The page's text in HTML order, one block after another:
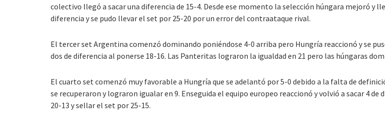
colectivo llegó a sacar una diferencia de 15-4. Desde ese momento la selección húngara mejoró y
diferencia y se pudo llevar el set por 25-20 por un error del contraataque rival.
El tercer set Argentina comenzó dominando poniéndose 4-0 arriba pero Hungría reaccionó y se
dos de diferencia al ponerse 18-16. Las Panteritas lograron la igualdad en 21 pero las húngaras
El cuarto set comenzó muy favorable a Hungría que se adelantó por 5-0 debido a la falta de
se recuperaron y lograron igualar en 9. Enseguida el equipo europeo reaccionó y volvió a sacar 4
20-13 y sellar el set por 25-15.